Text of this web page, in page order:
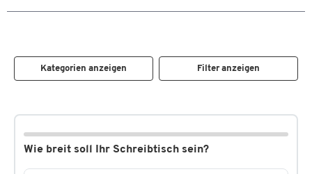
Kategorien anzeigen Filter anzeigen
Wie breit soll Ihr Schreibtisch sein?